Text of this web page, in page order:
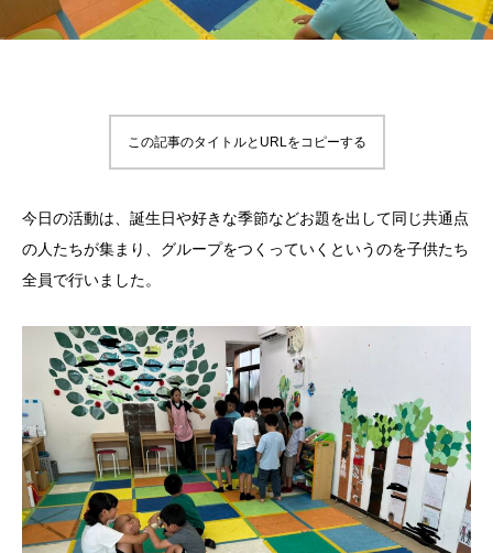
この記事のタイトルとURLをコピーする
今日の活動は、誕生日や好きな季節などお題を出して同じ共通点
の人たちが集まり、グループをつくっていくというのを子供たち
全員で行いました。